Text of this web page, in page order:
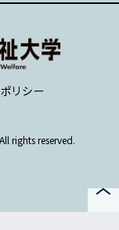
リシー
rights reserved.